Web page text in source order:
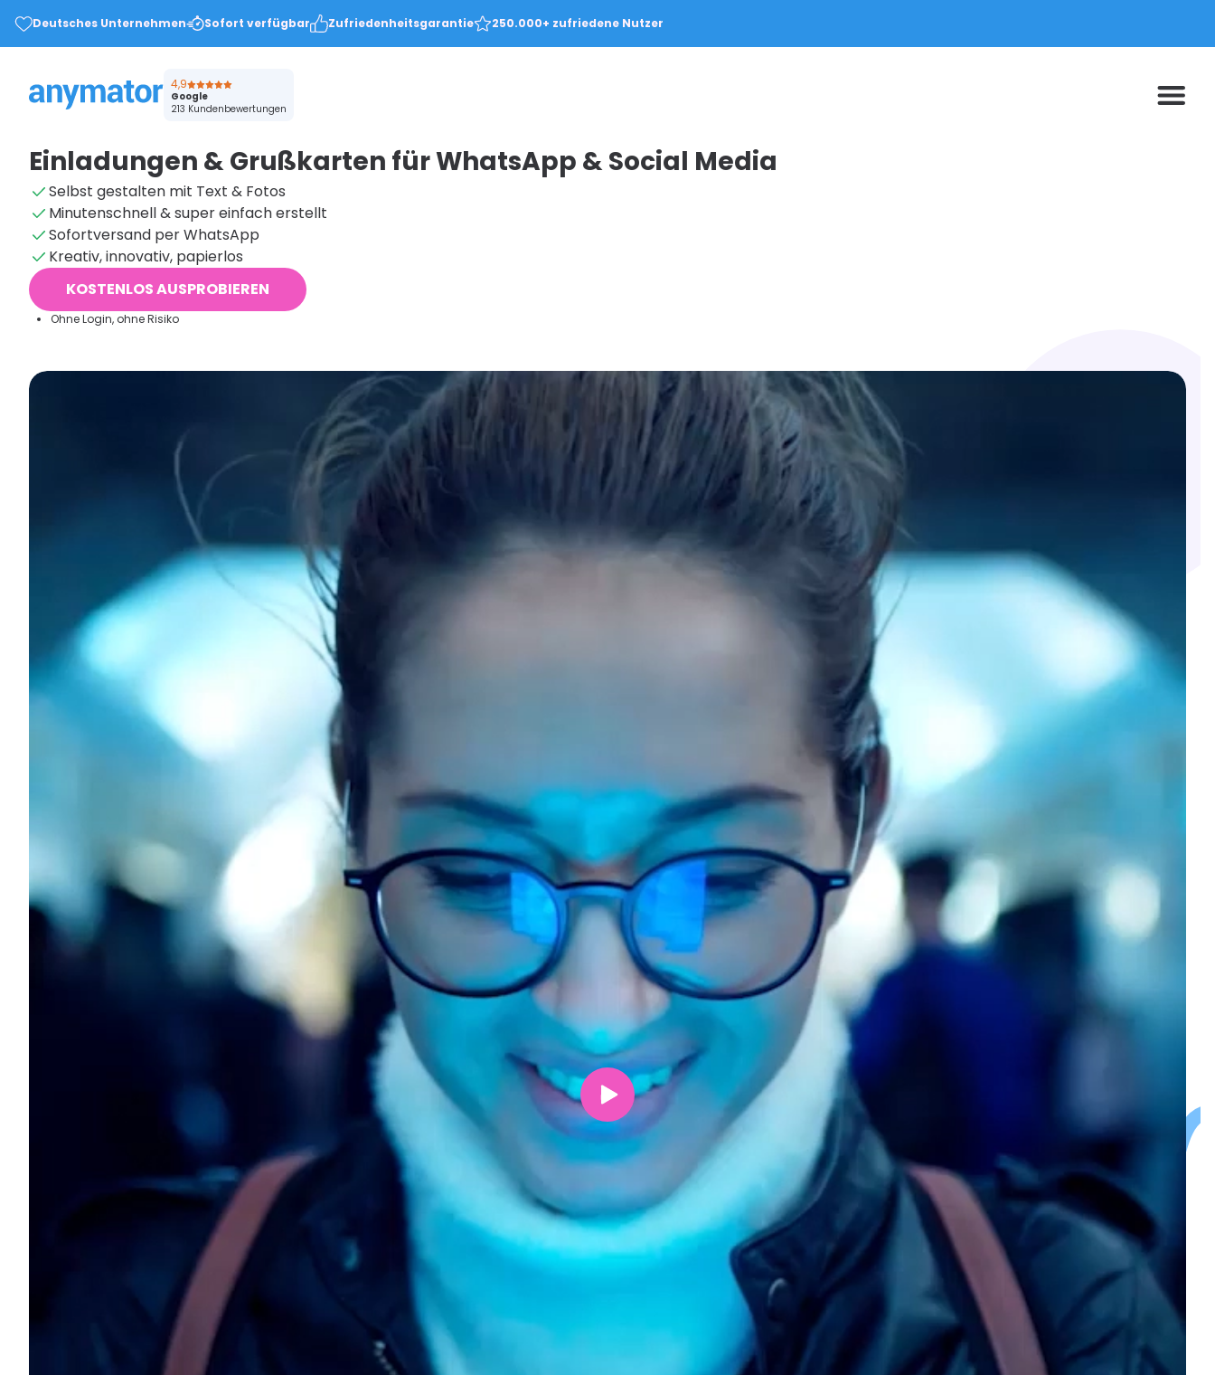
Deutsches Unternehmen Sofort verfügbar Zufriedenheitsgarantie 250.000+ zufriedene Nutzer
4,9
Google
213 Kundenbewertungen
Einladungen & Grußkarten für WhatsApp & Social Media
Selbst gestalten mit Text & Fotos
Minutenschnell & super einfach erstellt
Sofortversand per WhatsApp
Kreativ, innovativ, papierlos
KOSTENLOS AUSPROBIEREN
Ohne Login, ohne Risiko